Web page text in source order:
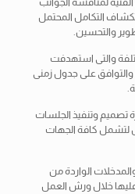
التكامل المحتمل
والتحسين.
والتى استهدفت
والتوافق على جدول زمنى
تصميم وتنفيذ الجلسات
لتشمل كافة الجهات
الواردة من
خلال ورش العمل